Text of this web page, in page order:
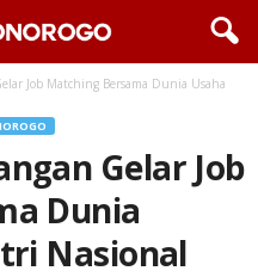
Job Matching Bersama Dunia Usaha
Gelar Job
Dunia
Nasional